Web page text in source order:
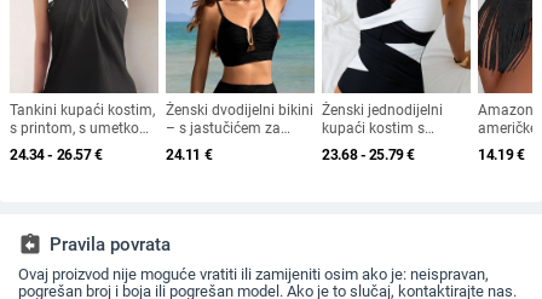
Tankini kupaći kostim,
s printom, s umetkom
za grudi, bez rukava,
poliester
24.34 - 26.57€
Ženski dvodijelni bikini
– s jastučićem za
prsa, poliester 82% uz
podlogu 18%, 150 g,
24.11 €
Ženski jednodijelni
kupaći kostim s
kriznim trakama i
panelnim dizajnom;
23.68 - 25.79€
Amazon
američke
ljetne
plažu s
14.19€
assignment_return Pravila povrata
Ovaj proizvod nije moguće vratiti ili zamijeniti osim ako je: neispravan,
pogrešan broj i boja ili pogrešan model. Ako je to slučaj, kontaktirajte nas.